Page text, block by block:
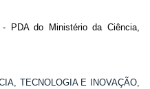
PDA do Ministério da Ciência,
TECNOLOGIA E INOVAÇÃO,